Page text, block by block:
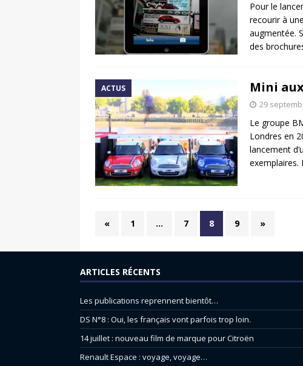
Pour le
recourir à
augmentée.
des
ACTUS Mini
29
Le groupe
Londres en
lancement
exemplaires.
« 1 … 7 8 9 »
ARTICLES RÉCENTS
Les publications reprennent bientôt…
DS N°8 : Oui, les français vont parfois trop loin.
14 juillet : nouveau film de marque pour Citroën
Renault Espace : voyage, voyage…